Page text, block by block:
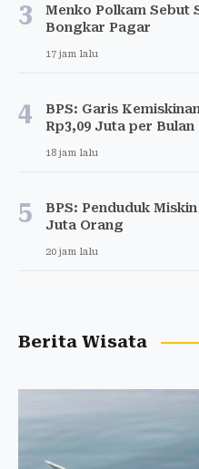
3
Menko Polkam Sebut
Bongkar Pagar
17 jam lalu
4
BPS: Garis
Rp3,09 Juta per Bulan
18 jam lalu
5
BPS: Penduduk
Juta Orang
20 jam lalu
Berita Wisata